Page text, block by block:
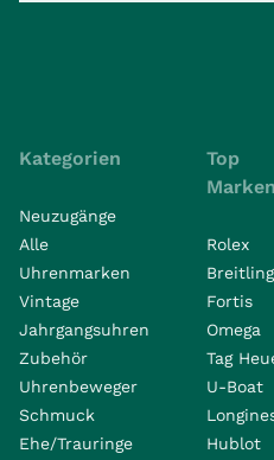
Kategorien
Neuzugänge
Alle
Uhrenmarken
Vintage
Jahrgangsuhren
Zubehör
Uhrenbeweger
Schmuck
Ehe/Trauringe
Top
Marken
Rolex
Breitling
Fortis
Omega
Tag
U-Boat
Hublot